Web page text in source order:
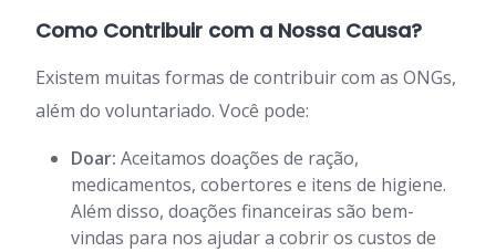
Como Contribuir com a Nossa Causa?
Existem muitas formas de contribuir com as ONGs,
além do voluntariado. Você pode:
Doar: Aceitamos doações de ração,
medicamentos, cobertores e itens de higiene.
Além disso, doações financeiras são bem-
vindas para nos ajudar a cobrir os custos de